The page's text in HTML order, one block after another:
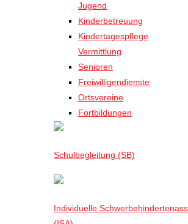
Jugend
Kinderbetreuung
Kindertagespflege
Vermittlung
Senioren
Freiwilligendienste
Ortsvereine
Fortbildungen
Schulbegleitung (SB)
Individuelle